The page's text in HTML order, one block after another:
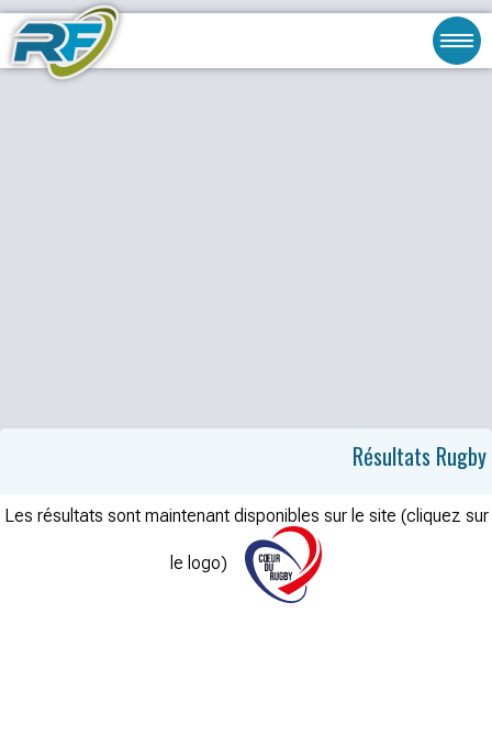
Résultats Rugby
Les résultats sont maintenant disponibles sur le site (cliquez sur
le logo)